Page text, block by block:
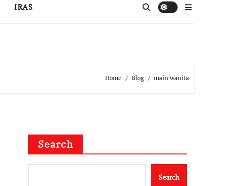
IRAS
Home Blog main wanita
Search
Search